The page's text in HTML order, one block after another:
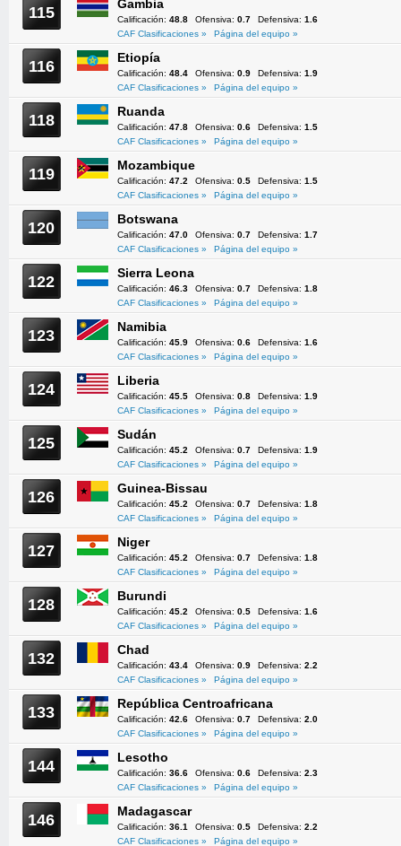
115 Gambia
Calificación: 48.8 Ofensiva: 0.7 Defensiva: 1.6
CAF Clasificaciones »
Página del equipo »
116 Etiopía
Calificación: 48.4 Ofensiva: 0.9 Defensiva: 1.9
CAF Clasificaciones »
Página del equipo »
118 Ruanda
Calificación: 47.8 Ofensiva: 0.6 Defensiva: 1.5
CAF Clasificaciones »
Página del equipo »
119 Mozambique
Calificación: 47.2 Ofensiva: 0.5 Defensiva: 1.5
CAF Clasificaciones »
Página del equipo »
120 Botswana
Calificación: 47.0 Ofensiva: 0.7 Defensiva: 1.7
CAF Clasificaciones »
Página del equipo »
122 Sierra Leona
Calificación: 46.3 Ofensiva: 0.7 Defensiva: 1.8
CAF Clasificaciones »
Página del equipo »
123 Namibia
Calificación: 45.9 Ofensiva: 0.6 Defensiva: 1.6
CAF Clasificaciones »
Página del equipo »
124 Liberia
Calificación: 45.5 Ofensiva: 0.8 Defensiva: 1.9
CAF Clasificaciones »
Página del equipo »
125 Sudán
Calificación: 45.2 Ofensiva: 0.7 Defensiva: 1.9
CAF Clasificaciones »
Página del equipo »
126 Guinea-Bissau
Calificación: 45.2 Ofensiva: 0.7 Defensiva: 1.8
CAF Clasificaciones »
Página del equipo »
127 Niger
Calificación: 45.2 Ofensiva: 0.7 Defensiva: 1.8
CAF Clasificaciones »
Página del equipo »
128 Burundi
Calificación: 45.2 Ofensiva: 0.5 Defensiva: 1.6
CAF Clasificaciones »
Página del equipo »
132 Chad
Calificación: 43.4 Ofensiva: 0.9 Defensiva: 2.2
CAF Clasificaciones »
Página del equipo »
133 República Centroafricana
Calificación: 42.6 Ofensiva: 0.7 Defensiva: 2.0
CAF Clasificaciones »
Página del equipo »
144 Lesotho
Calificación: 36.6 Ofensiva: 0.6 Defensiva: 2.3
CAF Clasificaciones »
Página del equipo »
146 Madagascar
Calificación: 36.1 Ofensiva: 0.5 Defensiva: 2.2
CAF Clasificaciones »
Página del equipo »